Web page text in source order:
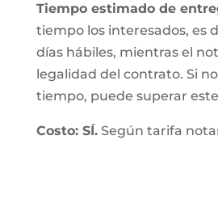
Tiempo estimado de
tiempo los interesados, es
días hábiles, mientras el
legalidad del contrato. Si
tiempo, puede superar
Costo: SÍ.Según tarifa